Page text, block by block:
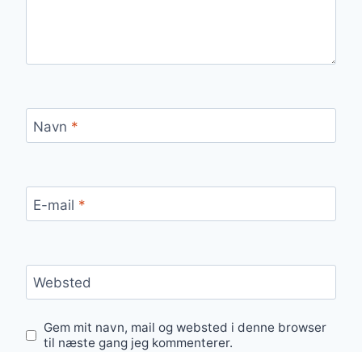
Navn *
E-mail *
Websted
Gem mit navn, mail og websted i denne browser
til næste gang jeg kommenterer.